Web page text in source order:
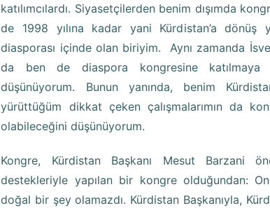
katılımcılardı. Siyasetçilerden benim dışımda
de 1998 yılına kadar yani Kürdistan’a dönüş
diasporası içinde olan biriyim. Aynı zamanda
da ben de diaspora kongresine katılmaya
düşünüyorum. Bunun yanında, benim
yürüttüğüm dikkat çeken çalışmalarımın da
olabileceğini düşünüyorum.
Kongre, Kürdistan Başkanı Mesut Barzani
destekleriyle yapılan bir kongre olduğundan:
doğal bir şey olamazdı. Kürdistan Başkanıyla,